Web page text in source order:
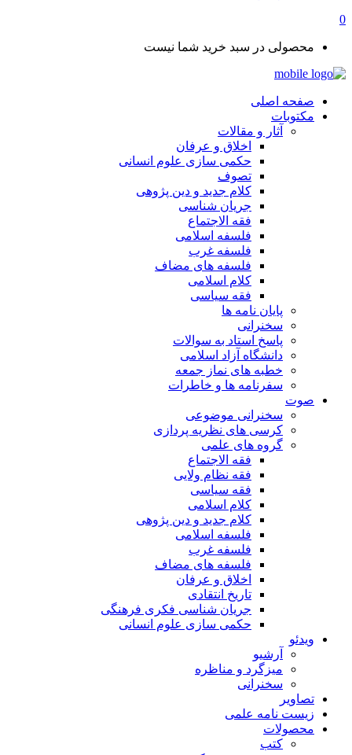
0
محصولی در سبد خرید شما نیست
صفحه اصلی
مکتوبات
آثار و مقالات
اخلاق و عرفان
حکمی سازی علوم انسانی
تصوف
کلام جدید و دین پژوهی
جریان شناسی
فقه الاجتماع
فلسفه اسلامی
فلسفه غرب
فلسفه های مضاف
کلام اسلامی
فقه سیاسی
پایان نامه ها
سخنرانی
پاسخ استاد به سوالات
دانشگاه آزاد اسلامی
خطبه های نماز جمعه
سفرنامه ها و خاطرات
صوت
سخنرانی موضوعی
کرسی های نظریه پردازی
گروه های علمی
فقه الاجتماع
فقه نظام ولایی
فقه سیاسی
کلام اسلامی
کلام جدید و دین پژوهی
فلسفه اسلامی
فلسفه غرب
فلسفه های مضاف
اخلاق و عرفان
تاریخ انتقادی
جریان شناسی فکری فرهنگی
حکمی سازی علوم انسانی
ویدئو
آرشیو
میزگرد و مناظره
سخنرانی
تصاویر
زیست نامه علمی
محصولات
کتب